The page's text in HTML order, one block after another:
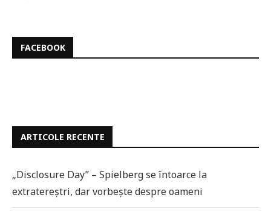
FACEBOOK
ARTICOLE RECENTE
„Disclosure Day” – Spielberg se întoarce la
extratereștri, dar vorbește despre oameni